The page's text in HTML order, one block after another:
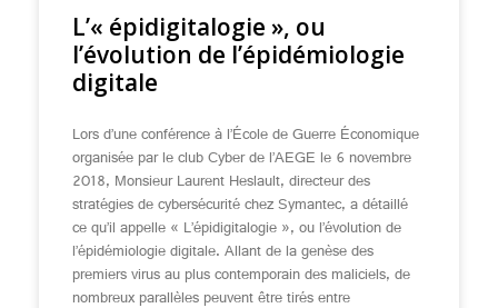
L’« épidigitalogie », ou
l’évolution de l’épidémiologie
digitale
Lors d’une conférence à l’École de Guerre Économique
organisée par le club Cyber de l’AEGE le 6 novembre
2018, Monsieur Laurent Heslault, directeur des
stratégies de cybersécurité chez Symantec, a détaillé
ce qu’il appelle « L’épidigitalogie », ou l’évolution de
l’épidémiologie digitale. Allant de la genèse des
premiers virus au plus contemporain des maliciels, de
nombreux parallèles peuvent être tirés entre